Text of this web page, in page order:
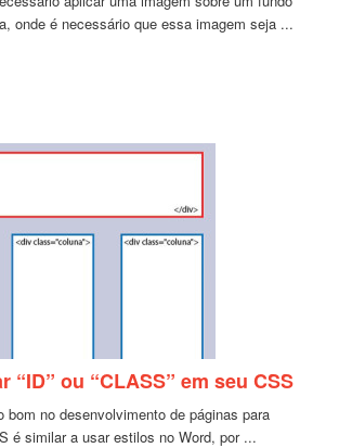
onde é necessário que essa imagem seja ...
“ID” ou “CLASS” em seu CSS
bom no desenvolvimento de páginas para
é similar a usar estilos no Word, por ...